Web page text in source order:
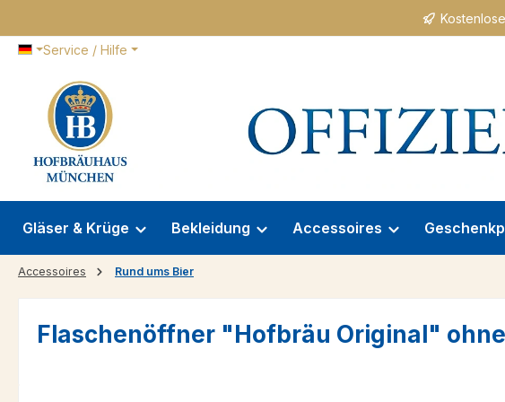
Service / Hilfe
Gläser & Krüge Bekleidung Accessoires
Accessoires Rund ums Bier
Flaschenöffner "Hofbräu Original"